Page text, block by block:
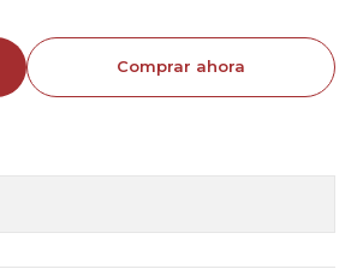
Comprar ahora